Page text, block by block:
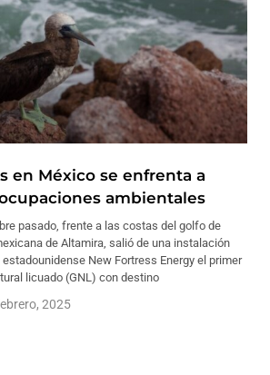
en México se enfrenta a
ambientales
pasado, frente a las costas del golfo de
de Altamira, salió de una instalación
New Fortress Energy el primer
licuado (GNL) con destino
2025